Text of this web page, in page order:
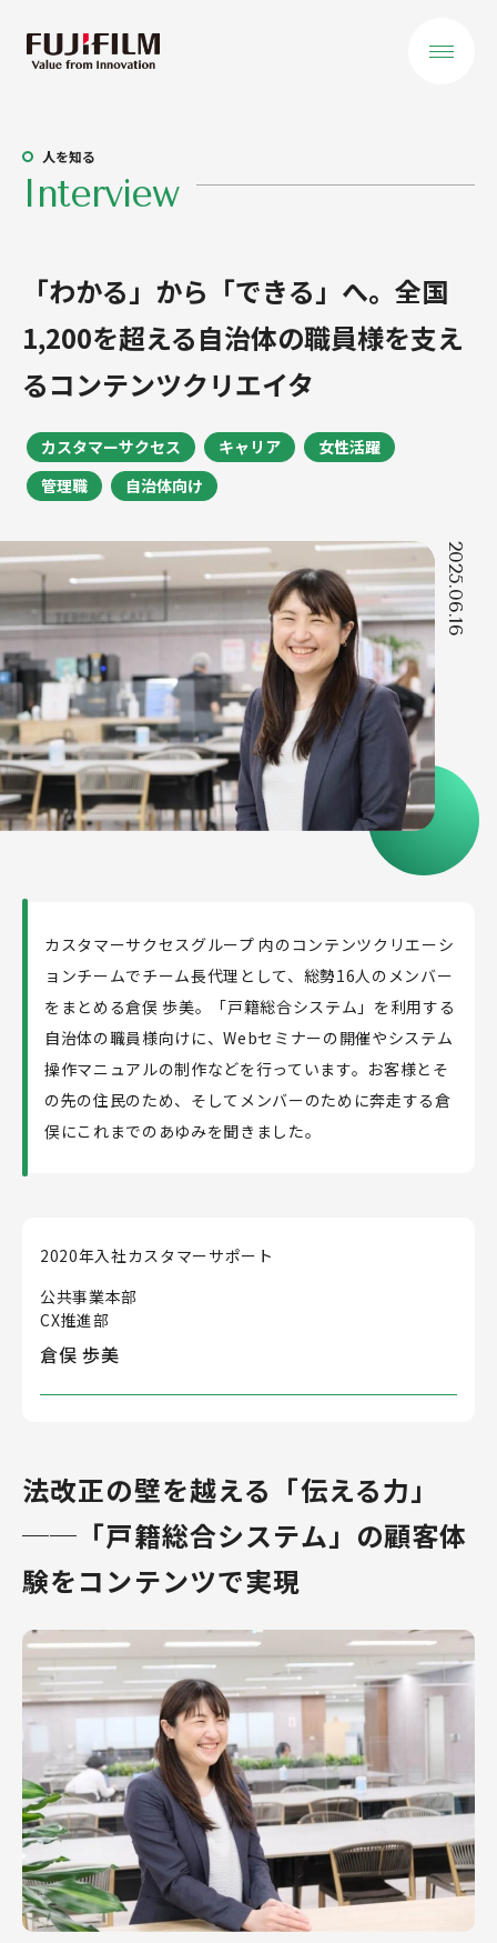
会社を知る
私たちが大切に
すること
データで見る
事業を知る
事業領域 概要
民間領域
新規事業
ソリューション
導入事例
人を知る
社員記事
採用情報
採用メッセージ
よくあるご質問
新卒採用詳細
27年卒エントリー
28年卒エントリー
社員インタビュー
業界にとっての最適解を模索していく
──システム開発の上流工程でデジタ
ル化を支える
社員インタビュー
自治体職員様の
採用に関する
個人情報について
コーポレートサイト
人を知る
Interview
「わかる」から「できる」へ。全国
1,200を超える自治体の職員様を支え
るコンテンツクリエイタ
カスタマーサクセス キャリア
女性活躍
管理職
自治体向け
2025.06.16
カスタマーサクセスグループ 内のコンテンツクリエーシ
ョンチームでチーム長代理として、総勢16人のメンバー
をまとめる倉俣 歩美。「戸籍総合システム」を利用する
自治体の職員様向けに、Webセミナーの開催やシステム
操作マニュアルの制作などを行っています。お客様とそ
の先の住民のため、そしてメンバーのために奔走する倉
俣にこれまでのあゆみを聞きました。
2020年入社カスタマーサポート
公共事業本部
CX推進部
倉俣 歩美
法改正の壁を越える「伝える力」
──「戸籍総合システム」の顧客体
験をコンテンツで実現